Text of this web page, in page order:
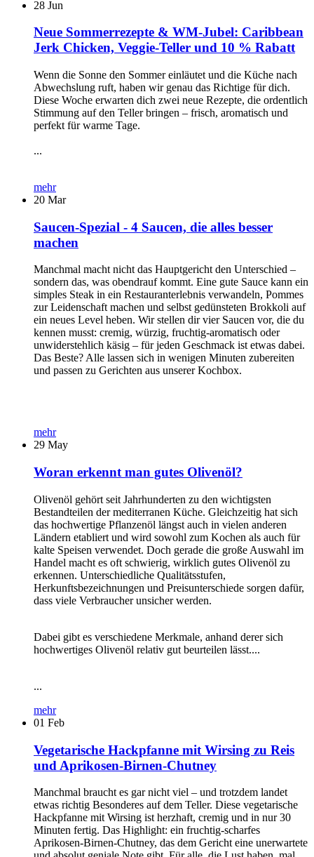
28 Jun
Neue Sommerrezepte & WM-Jubel: Caribbean
Jerk Chicken, Veggie-Teller und 10 % Rabatt
Wenn die Sonne den Sommer einläutet und die Küche nach
Abwechslung ruft, haben wir genau das Richtige für dich.
Diese Woche erwarten dich zwei neue Rezepte, die ordentlich
Stimmung auf den Teller bringen – frisch, aromatisch und
perfekt für warme Tage.
...
mehr
20 Mar
Saucen-Spezial - 4 Saucen, die alles besser
machen
Manchmal macht nicht das Hauptgericht den Unterschied –
sondern das, was obendrauf kommt. Eine gute Sauce kann ein
simples Steak in ein Restauranterlebnis verwandeln, Pommes
zur Leidenschaft machen und selbst gedünsteten Brokkoli auf
ein neues Level heben. Wir stellen dir vier Saucen vor, die du
kennen musst: cremig, würzig, fruchtig-aromatisch oder
unwiderstehlich käsig – für jeden Geschmack ist etwas dabei.
Das Beste? Alle lassen sich in wenigen Minuten zubereiten
und passen zu Gerichten aus unserer Kochbox.
mehr
29 May
Woran erkennt man gutes Olivenöl?
Olivenöl gehört seit Jahrhunderten zu den wichtigsten
Bestandteilen der mediterranen Küche. Gleichzeitig hat sich
das hochwertige Pflanzenöl längst auch in vielen anderen
Ländern etabliert und wird sowohl zum Kochen als auch für
kalte Speisen verwendet. Doch gerade die große Auswahl im
Handel macht es oft schwierig, wirklich gutes Olivenöl zu
erkennen. Unterschiedliche Qualitätsstufen,
Herkunftsbezeichnungen und Preisunterschiede sorgen dafür,
dass viele Verbraucher unsicher werden.
Dabei gibt es verschiedene Merkmale, anhand derer sich
hochwertiges Olivenöl relativ gut beurteilen lässt....
...
mehr
01 Feb
Vegetarische Hackpfanne mit Wirsing zu Reis
und Aprikosen-Birnen-Chutney
Manchmal braucht es gar nicht viel – und trotzdem landet
etwas richtig Besonderes auf dem Teller. Diese vegetarische
Hackpfanne mit Wirsing ist herzhaft, cremig und in nur 30
Minuten fertig. Das Highlight: ein fruchtig-scharfes
Aprikosen-Birnen-Chutney, das dem Gericht eine unerwartete